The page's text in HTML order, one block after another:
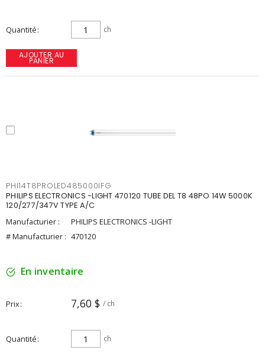
Quantité ch
AJOUTER AU
PANIER
PHI14T8PROLED485000IFG
PHILIPS ELECTRONICS -LIGHT 470120 TUBE DEL T8 48PO 14W 5000K
120/277/347V TYPE A/C
Manufacturier :
PHILIPS ELECTRONICS -LIGHT
# Manufacturier : 470120
En inventaire
Prix 7,60 $ / ch
Quantité ch